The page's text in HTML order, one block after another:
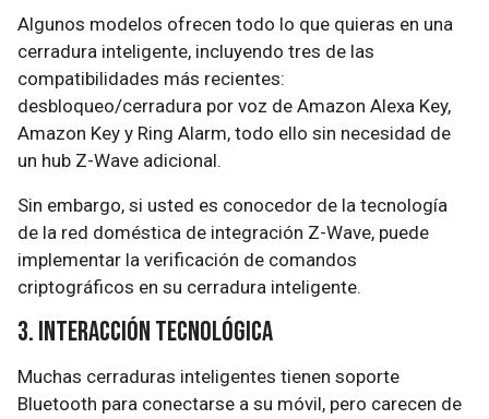
Algunos modelos ofrecen todo lo que quieras en una
cerradura inteligente, incluyendo tres de las
compatibilidades más recientes:
desbloqueo/cerradura por voz de Amazon Alexa Key,
Amazon Key y Ring Alarm, todo ello sin necesidad de
un hub Z-Wave adicional.
Sin embargo, si usted es conocedor de la tecnología
de la red doméstica de integración Z-Wave, puede
implementar la verificación de comandos
criptográficos en su cerradura inteligente.
3. Interacción tecnológica
Muchas cerraduras inteligentes tienen soporte
Bluetooth para conectarse a su móvil, pero carecen de